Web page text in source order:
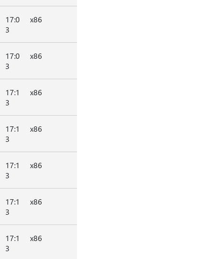
17:0
3
x86
17:0
3
x86
17:1
3
x86
17:1
3
x86
17:1
3
x86
17:1
3
x86
17:1
3
x86